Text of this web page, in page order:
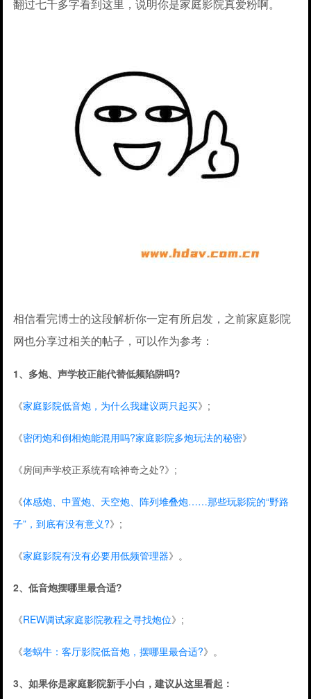
翻过七千多字看到这里，说明你是家庭影院真爱粉啊。
相信看完博士的这段解析你一定有所启发，之前家庭影院
网也分享过相关的帖子，可以作为参考：
1、多炮、声学校正能代替低频陷阱吗?
《家庭影院低音炮，为什么我建议两只起买》;
《密闭炮和倒相炮能混用吗?家庭影院多炮玩法的秘密》
《房间声学校正系统有啥神奇之处?》;
《体感炮、中置炮、天空炮、阵列堆叠炮……那些玩影院的“野路
子”，到底有没有意义?》;
《家庭影院有没有必要用低频管理器》。
2、低音炮摆哪里最合适?
《REW调试家庭影院教程之寻找炮位》;
《老蜗牛：客厅影院低音炮，摆哪里最合适?》。
3、如果你是家庭影院新手小白，建议从这里看起：